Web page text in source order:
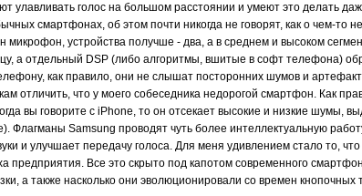
улавливать голос на большом расстоянии и умеют это делать
смартфонах, об этом почти никогда не говорят, как о чем-то
устройства получше - два, а в среднем и высоком
а отдельный DSP (либо алгоритмы, вшитые в софт телефона)
как правило, они не слышат посторонних шумов и
отличить, что у моего собеседника недорогой смартфон. Как
вы говорите с iPhone, то он отсекает высокие и низкие шумы,
Флагманы Samsung проводят чуть более интеллектуальную
и улучшает передачу голоса. Для меня удивлением стало то,
предприятия. Все это скрыто под капотом современного
а также насколько они эволюционировали со времен кнопочных